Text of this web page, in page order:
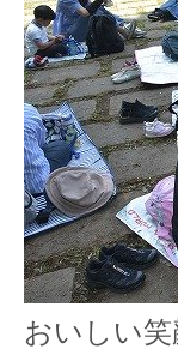
おいしい